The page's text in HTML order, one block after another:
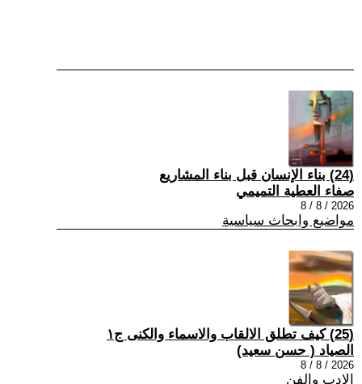
(24) بناء الإنسان قبل بناء المشاريع
صفاء العطية التميمي
2026 / 8 / 8
مواضيع وابحاث سياسية
(25) كيف تطلق الالقاب والاسماء والكنى ج١
الصياد ‏( حسن سعيد‏)
2026 / 8 / 8
الادب والفن